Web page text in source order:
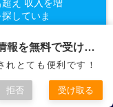
いう生き方
え 収入を増
していま
ールは
神速カメラ転売の最新情報を無料で受け取ろう
れとても便利です！
拒否 受け取る